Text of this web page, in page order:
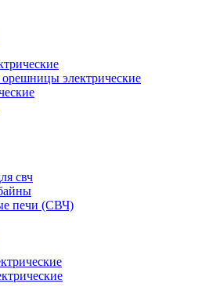
электрические
свч
печи (СВЧ)